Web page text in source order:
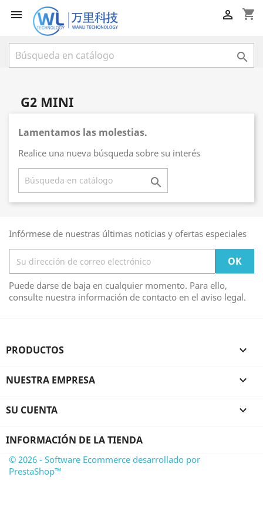
 shopping_cart


G2 MINI
Lamentamos las molestias.
Realice una nueva búsqueda sobre su interés

Infórmese de nuestras últimas noticias y ofertas especiales
Puede darse de baja en cualquier momento. Para ello,
consulte nuestra información de contacto en el aviso legal.
PRODUCTOS 
NUESTRA EMPRESA 
SU CUENTA 
INFORMACIÓN DE LA TIENDA
© 2026 - Software Ecommerce desarrollado por
PrestaShop™